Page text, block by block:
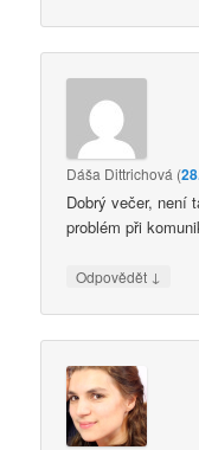
Dáša Dittrichová (
Dobrý večer, není
problém při
Odpovědět ↓